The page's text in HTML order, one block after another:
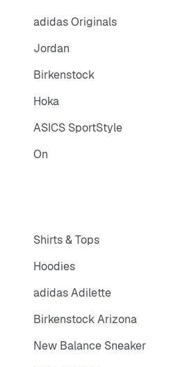
adidas Originals
Jordan
Birkenstock
Hoka
ASICS SportStyle
On
Shirts & Tops
Hoodies
adidas Adilette
Birkenstock Arizona
New Balance Sneaker